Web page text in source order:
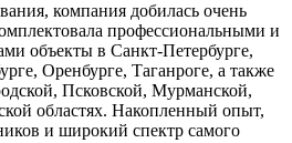
компания добилась очень
профессиональными и
объекты в Санкт-Петербурге,
Оренбурге, Таганроге, а также
Псковской, Мурманской,
областях. Накопленный опыт,
и широкий спектр самого